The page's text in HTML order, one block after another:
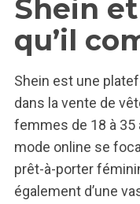
Shein
qu’il
Shein est une
dans la vente de
femmes de 18 à 35
mode online se
prêt-à-porter
également d’une